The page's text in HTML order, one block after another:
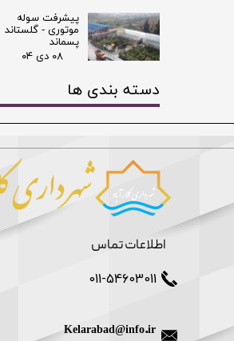
پیشرفت سوله
موتوری - گلستاند
پسماند
۰۸ دی ۰۴
دسته بندی ها
اطلاعات تماس
011-54603011
Kelarabad@info.ir